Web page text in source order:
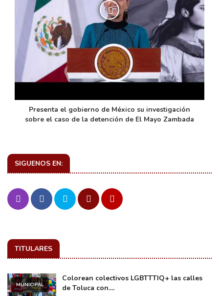
Presenta el gobierno de México su investigación
sobre el caso de la detención de El Mayo Zambada
SIGUENOS EN:
TITULARES
MUNICIPAL
Colorean colectivos LGBTTTIQ+ las calles
de Toluca con....